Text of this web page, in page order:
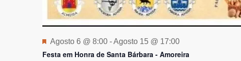
Destaque
Agosto 6 @ 8:00-Agosto 15 @ 17:00
Festa em Honra de Santa Bárbara - Amoreira